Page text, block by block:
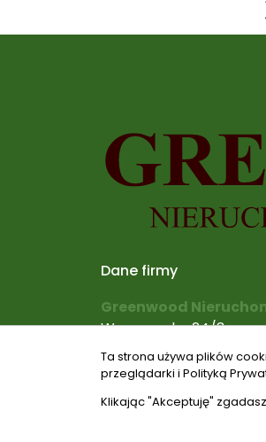
Dane firmy
Greenwood
Warszawska 24/3
Konstancin-Jeziorna
+48 601 88 22 22
biuro@greenwood-
Ta strona używa plików
przeglądarki i Polityką
Klikając "Akceptuję"